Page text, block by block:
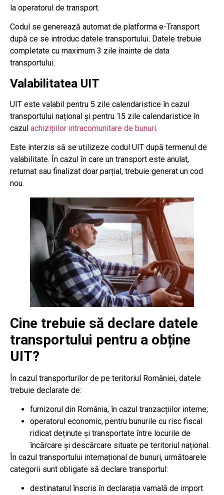
la operatorul de transport.
Codul se generează automat de platforma e-Transport
după ce se introduc datele transportului. Datele trebuie
completate cu maximum 3 zile înainte de data
transportului.
Valabilitatea UIT
UIT este valabil pentru 5 zile calendaristice în cazul
transportului național și pentru 15 zile calendaristice în
cazul achizițiilor intracomunitare de bunuri.
Este interzis să se utilizeze codul UIT după termenul de
valabilitate. În cazul în care un transport este anulat,
returnat sau finalizat doar parțial, trebuie generat un cod
nou.
Cine trebuie să declare datele
transportului pentru a obține
UIT?
În cazul transporturilor de pe teritoriul României, datele
trebuie declarate de:
furnizorul din România, în cazul tranzacțiilor interne;
operatorul economic, pentru bunurile cu risc fiscal
ridicat deținute și transportate între locurile de
încărcare și descărcare situate pe teritoriul național.
În cazul transportului internațional de bunuri, următoarele
categorii sunt obligate să declare transportul:
destinatarul înscris în declarația vamală de import